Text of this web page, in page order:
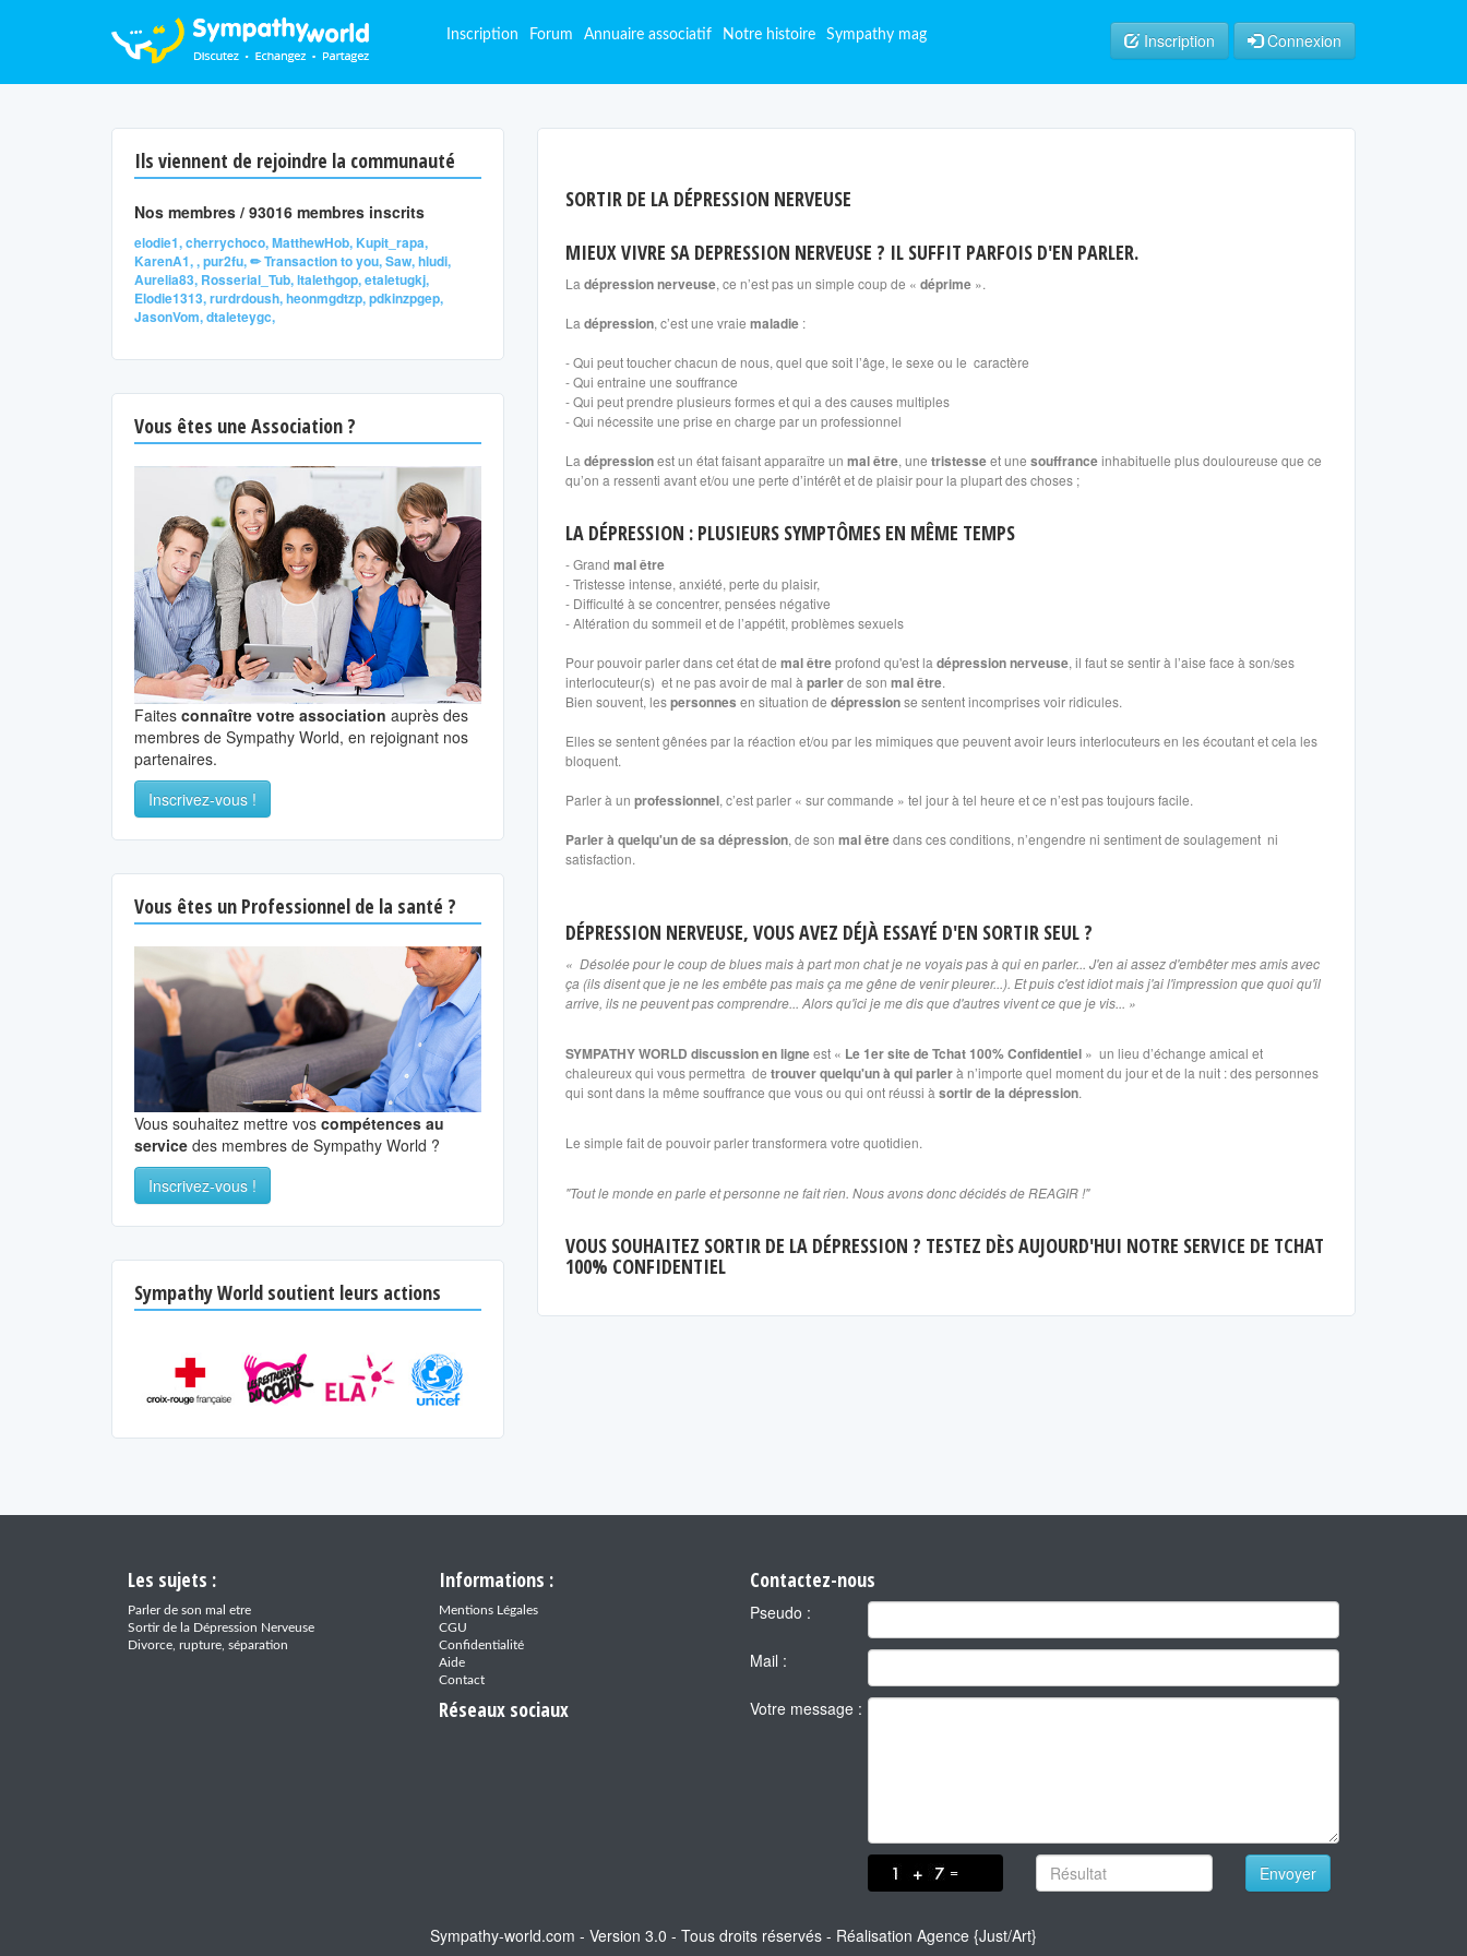
Inscription Forum Annuaire associatif Notre histoire Sympathy mag Inscription Connexion
Ils viennent de rejoindre la communauté
Nos membres / 93016 membres inscrits
elodie1, cherrychoco, MatthewHob, Kupit_rapa,
KarenA1, , pur2fu, ✏ Transaction to you, Saw, hludi,
Aurelia83, Rosserial_Tub, ltalethgop, etaletugkj,
Elodie1313, rurdrdoush, heonmgdtzp, pdkinzpgep,
JasonVom, dtaleteygc,
Vous êtes une Association ?
Faites connaître votre association auprès des
membres de Sympathy World, en rejoignant nos
partenaires.
Inscrivez-vous !
Vous êtes un Professionnel de la santé ?
Vous souhaitez mettre vos compétences au
service des membres de Sympathy World ?
Inscrivez-vous !
Sympathy World soutient leurs actions
SORTIR DE LA DÉPRESSION NERVEUSE
MIEUX VIVRE SA DEPRESSION NERVEUSE ? IL SUFFIT PARFOIS D'EN PARLER.
La dépression nerveuse, ce n’est pas un simple coup de « déprime ».
La dépression, c’est une vraie maladie :
- Qui peut toucher chacun de nous, quel que soit l’âge, le sexe ou le caractère
- Qui entraine une souffrance
- Qui peut prendre plusieurs formes et qui a des causes multiples
- Qui nécessite une prise en charge par un professionnel
La dépressionest un état faisant apparaître un mal être, une tristesseet une souffranceinhabituelle plus douloureuse que ce
qu’on a ressenti avant et/ou une perte d’intérêt et de plaisir pour la plupart des choses ;
LA DÉPRESSION : PLUSIEURS SYMPTÔMES EN MÊME TEMPS
- Grand mal être
- Tristesse intense, anxiété, perte du plaisir,
- Difficulté à se concentrer, pensées négative
- Altération du sommeil et de l’appétit, problèmes sexuels
Pour pouvoir parler dans cet état de mal êtreprofond qu'est la dépression nerveuse, il faut se sentir à l’aise face à son/ses
interlocuteur(s) et ne pas avoir de mal à parlerde son mal être.
Bien souvent, lespersonnes en situation de dépressionse sentent incomprises voir ridicules.
Elles se sentent gênées par la réaction et/ou par les mimiques que peuvent avoir leurs interlocuteurs en les écoutant et cela les
bloquent.
Parler à un professionnel, c’est parler « sur commande » tel jour à tel heure et ce n’est pas toujours facile.
Parler à quelqu'un de sa dépression, de son mal êtredans ces conditions, n’engendre ni sentiment de soulagement ni
satisfaction.
DÉPRESSION NERVEUSE, VOUS AVEZ DÉJÀ ESSAYÉ D'EN SORTIR SEUL ?
« Désolée pour le coup de blues mais à part mon chat je ne voyais pas à qui en parler... J'en ai assez d'embêter mes amis avec
ça (ils disent que je ne les embête pas mais ça me gêne de venir pleurer...). Et puis c'est idiot mais j'ai l'impression que quoi qu'il
arrive, ils ne peuvent pas comprendre... Alors qu'ici je me dis que d'autres vivent ce que je vis... »
SYMPATHY WORLD discussion en ligneest « Le 1er site de Tchat 100% Confidentiel » un lieu d’échange amical et
chaleureux qui vous permettra de trouver quelqu'un à qui parlerà n’importe quel moment du jour et de la nuit : des personnes
qui sont dans la même souffrance que vous ou qui ont réussi à sortir de la dépression.
Le simple fait de pouvoir parler transformera votre quotidien.
"Tout le monde en parle et personne ne fait rien. Nous avons donc décidés de REAGIR !"
VOUS SOUHAITEZ SORTIR DE LA DÉPRESSION ? TESTEZ DÈS AUJOURD'HUI NOTRE SERVICE DE TCHAT
100% CONFIDENTIEL
Les sujets :
Parler de son mal etre
Sortir de la Dépression Nerveuse
Divorce, rupture, séparation
Informations :
Mentions Légales
CGU
Confidentialité
Aide
Contact
Réseaux sociaux
Contactez-nous
Pseudo :
Mail :
Votre message :
= Envoyer
Sympathy-world.com - Version 3.0 - Tous droits réservés - Réalisation Agence {Just/Art}